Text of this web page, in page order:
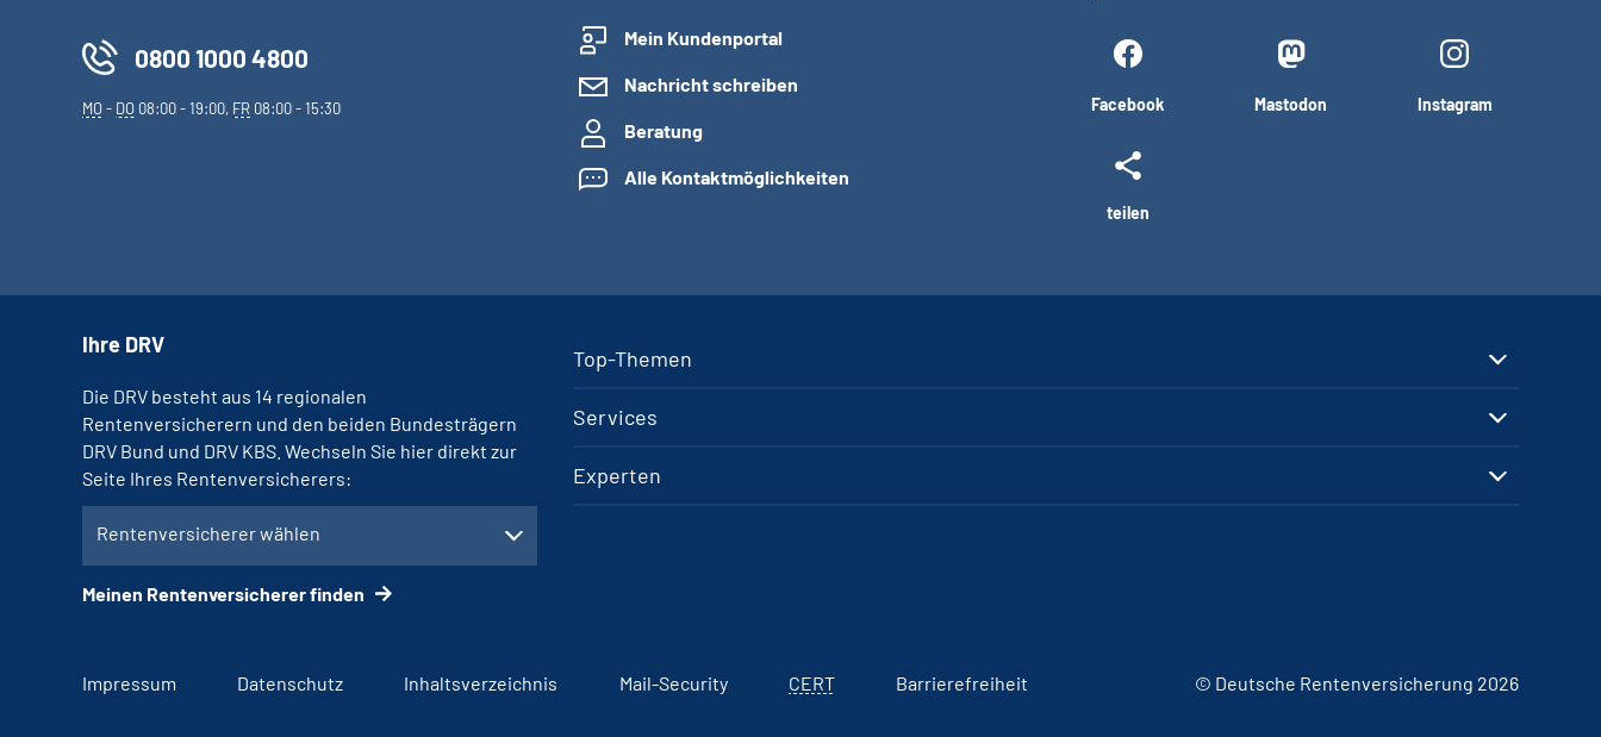
0800 1000 4800
MO- DO 08:00 - 19:00, FR 08:00 - 15:30
Mein Kundenportal
Nachricht schreiben
Beratung
Alle Kontaktmöglichkeiten
Facebook Mastodon Instagram
teilen
Top-Themen
Services
Experten
Ihre DRV
Die DRV besteht aus 14 regionalen
Rentenversicherern und den beiden Bundesträgern
DRV Bund und DRV KBS. Wechseln Sie hier direkt zur
Seite Ihres Rentenversicherers:
Rentenversicherer wählen
Meinen Rentenversicherer finden
Impressum Datenschutz Inhaltsverzeichnis Mail-Security CERT Barrierefreiheit © Deutsche Rentenversicherung 2026